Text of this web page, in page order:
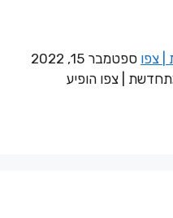
| צפו ספטמבר 15, 2022
| צפו הופיע